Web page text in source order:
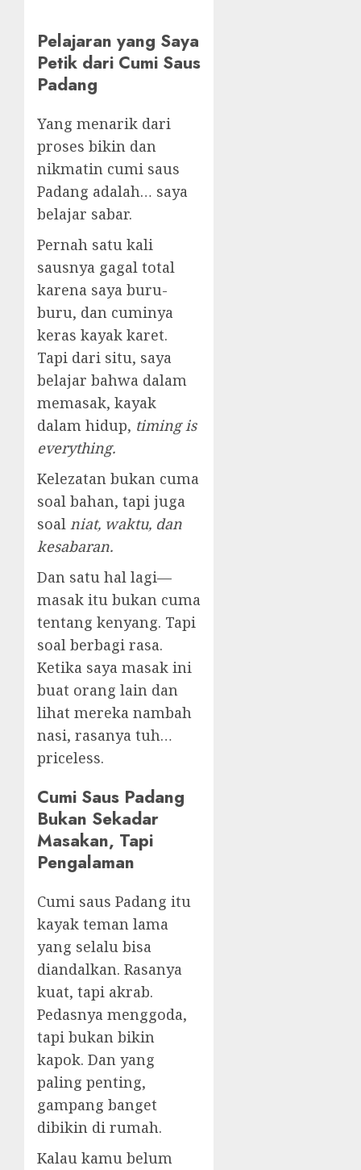
Pelajaran yang Saya
Petik dari Cumi Saus
Padang
Yang menarik dari
proses bikin dan
nikmatin cumi saus
Padang adalah… saya
belajar sabar.
Pernah satu kali
sausnya gagal total
karena saya buru-
buru, dan cuminya
keras kayak karet.
Tapi dari situ, saya
belajar bahwa dalam
memasak, kayak
dalam hidup, timing is
everything.
Kelezatan bukan cuma
soal bahan, tapi juga
soal niat, waktu, dan
kesabaran.
Dan satu hal lagi—
masak itu bukan cuma
tentang kenyang. Tapi
soal berbagi rasa.
Ketika saya masak ini
buat orang lain dan
lihat mereka nambah
nasi, rasanya tuh…
priceless.
Cumi Saus Padang
Bukan Sekadar
Masakan, Tapi
Pengalaman
Cumi saus Padang itu
kayak teman lama
yang selalu bisa
diandalkan. Rasanya
kuat, tapi akrab.
Pedasnya menggoda,
tapi bukan bikin
kapok. Dan yang
paling penting,
gampang banget
dibikin di rumah.
Kalau kamu belum